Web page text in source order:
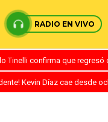
RADIO EN VIVO
Tinelli confirma que
Kevin Díaz cae desde